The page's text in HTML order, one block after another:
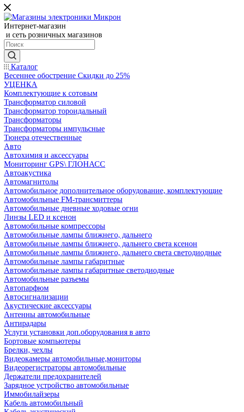
Интернет-магазин
и сеть розничных магазинов
Каталог
Весеннее обострение Скидки до 25%
УЦЕНКА
Комплектующие к сотовым
Трансформатор силовой
Трансформатор тороидальный
Трансформаторы
Трансформаторы импульсные
Тюнера отечественные
Авто
Автохимия и аксессуары
Мониторинг GPS\ ГЛОНАСС
Автоакустика
Автомагнитолы
Автомобильное дополнительное оборудование, комплектующие
Автомобильные FM-трансмиттеры
Автомобильные дневные ходовые огни
Линзы LED и ксенон
Автомобильные компрессоры
Автомобильные лампы ближнего, дальнего
Автомобильные лампы ближнего, дальнего света ксенон
Автомобильные лампы ближнего, дальнего света светодиодные
Автомобильные лампы габаритные
Автомобильные лампы габаритные светодиодные
Автомобильные разъемы
Автопарфюм
Автосигнализации
Акустические аксессуары
Антенны автомобильные
Антирадары
Услуги установки доп.оборудования в авто
Бортовые компьютеры
Брелки, чехлы
Видеокамеры автомобильные,мониторы
Видеорегистраторы автомобильные
Держатели предохранителей
Зарядное устройство автомобильные
Иммобилайзеры
Кабель автомобильный